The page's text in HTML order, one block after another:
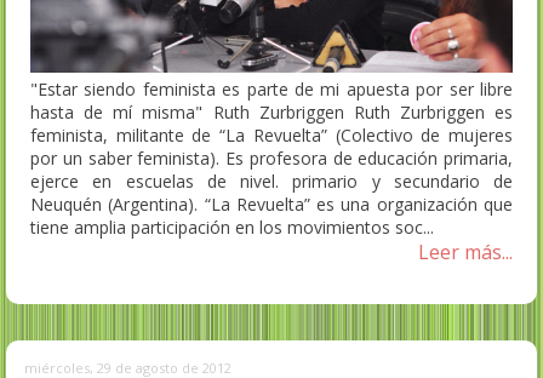
"Estar siendo feminista es parte de mi apuesta por ser libre
hasta de mí misma" Ruth Zurbriggen Ruth Zurbriggen es
feminista, militante de “La Revuelta” (Colectivo de mujeres
por un saber feminista). Es profesora de educación primaria,
ejerce en escuelas de nivel. primario y secundario de
Neuquén (Argentina). “La Revuelta” es una organización que
tiene amplia participación en los movimientos soc...
Leer más...
miércoles, 29 de agosto de 2012